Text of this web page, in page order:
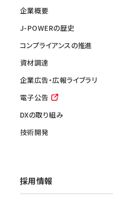
企業概要
J-POWERの歴史
コンプライアンスの推進
資材調達
企業広告・広報ライブラリ
電子公告
DXの取り組み
技術開発
採用情報